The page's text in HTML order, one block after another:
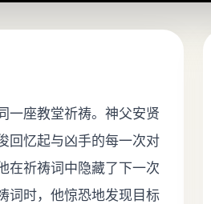
一座教堂祈祷。神父安贤
回忆起与凶手的每一次对
祈祷词中隐藏了下一次
词时，他惊恐地发现目标